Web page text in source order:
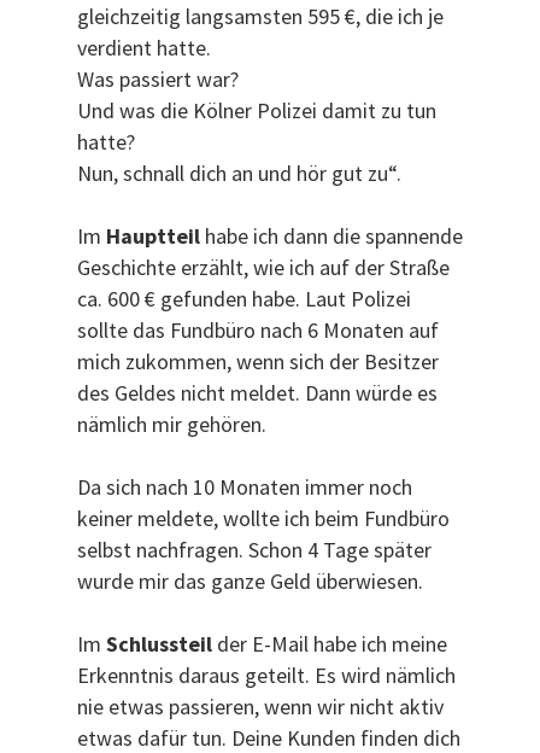
gleichzeitig langsamsten 595 €, die ich je
verdient hatte.
Was passiert war?
Und was die Kölner Polizei damit zu tun
hatte?
Nun, schnall dich an und hör gut zu“.
Im Hauptteil habe ich dann die spannende
Geschichte erzählt, wie ich auf der Straße
ca. 600 € gefunden habe. Laut Polizei
sollte das Fundbüro nach 6 Monaten auf
mich zukommen, wenn sich der Besitzer
des Geldes nicht meldet. Dann würde es
nämlich mir gehören.
Da sich nach 10 Monaten immer noch
keiner meldete, wollte ich beim Fundbüro
selbst nachfragen. Schon 4 Tage später
wurde mir das ganze Geld überwiesen.
Im Schlussteil der E-Mail habe ich meine
Erkenntnis daraus geteilt. Es wird nämlich
nie etwas passieren, wenn wir nicht aktiv
etwas dafür tun. Deine Kunden finden dich